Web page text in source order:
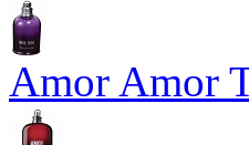
Amor Amor